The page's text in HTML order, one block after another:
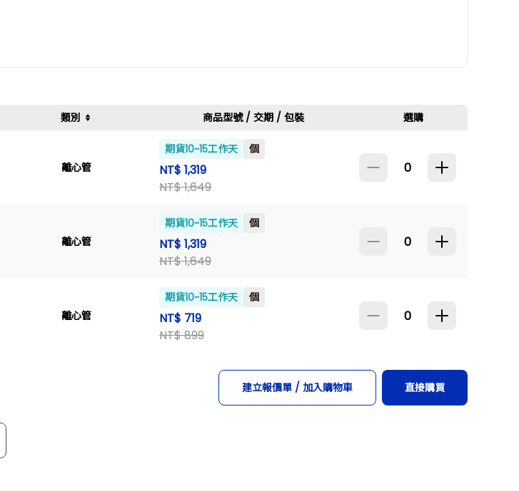
類別 商品型號 / 交期 / 包裝 選購
離心管
離心管
離心管
期貨10~15工作天 個
NT$ 1,319
NT$ 1,649
期貨10~15工作天 個
NT$ 1,319
NT$ 1,649
期貨10~15工作天 個
NT$ 719
NT$ 899
建立報價單 / 加入購物車 直接購買